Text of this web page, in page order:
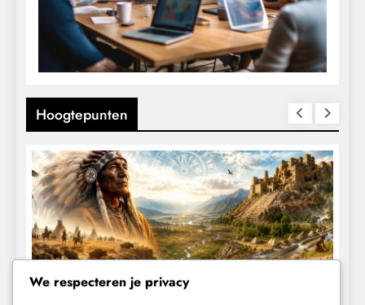
Hoogtepunten
We respecteren je privacy